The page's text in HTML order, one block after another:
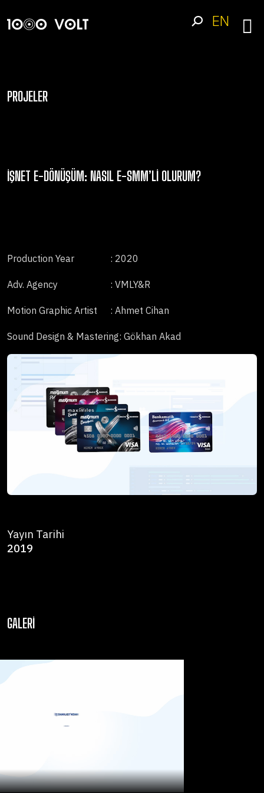
EN
PROJELER
İŞNET E-DÖNÜŞÜM: NASIL E-SMM’LI OLURUM?
Production Year : 2020
Adv. Agency : VMLY&R
Motion Graphic Artist : Ahmet Cihan
Sound Design & Mastering: Gökhan Akad
Yayın Tarihi
2019
GALERI